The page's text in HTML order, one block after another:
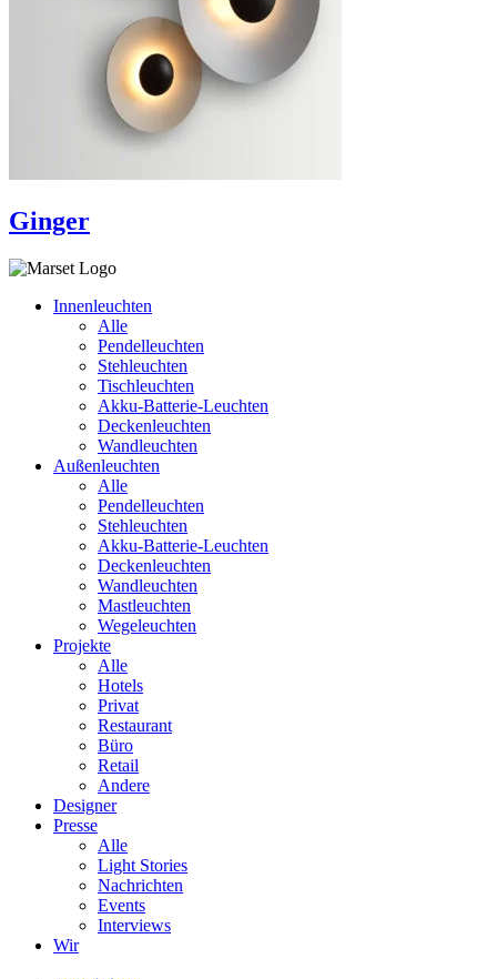
Ginger
Innenleuchten
Alle
Pendelleuchten
Stehleuchten
Tischleuchten
Akku-Batterie-Leuchten
Deckenleuchten
Wandleuchten
Außenleuchten
Alle
Pendelleuchten
Stehleuchten
Akku-Batterie-Leuchten
Deckenleuchten
Wandleuchten
Mastleuchten
Wegeleuchten
Projekte
Alle
Hotels
Privat
Restaurant
Büro
Retail
Andere
Designer
Presse
Alle
Light Stories
Nachrichten
Events
Interviews
Wir